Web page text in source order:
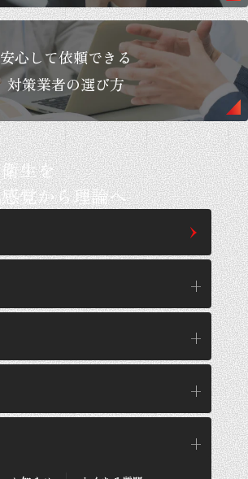
安心して依頼できる
対策業者の選び方
衛生を
感覚から理論へ